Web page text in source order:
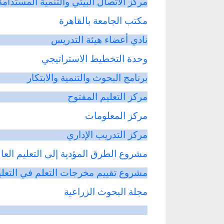
مكتب
الجامعة بالقاهرة
نادي أعضاء هيئة
التدريس
وحدة
التخطيط
الاستراتيجي
برنامج
البحوث والتنمية والابتكار
مركز
التعليم
المفتوح
مركز
المعلومات
مركز
التدريب
الإداري
مشروع
الطرق المؤدية إلى التعليم
مشروع تقييم مخرجات التعلم في
مجلة
البحوث الزراعية